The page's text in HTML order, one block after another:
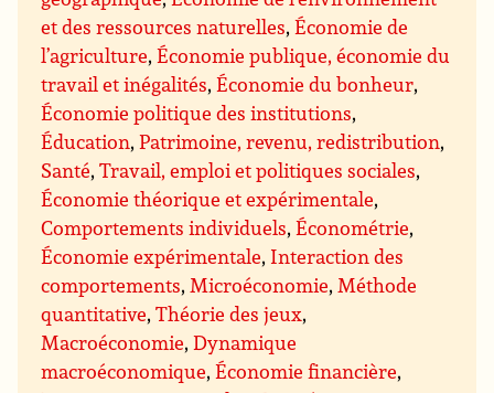
et des ressources naturelles,Économie de
l’agriculture,Économie publique, économie du
travail et inégalités,Économie du bonheur,
Économie politique des institutions,
Éducation,Patrimoine, revenu, redistribution,
Santé,Travail, emploi et politiques sociales,
Économie théorique et expérimentale,
Comportements individuels,Économétrie,
Économie expérimentale, Interaction des
comportements, Microéconomie, Méthode
quantitative,Théorie des jeux,
Macroéconomie,Dynamique
macroéconomique,Économie financière,